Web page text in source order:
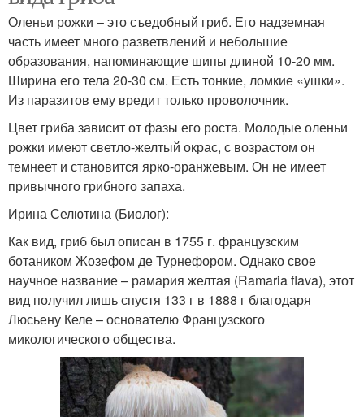
Оленьи рожки – это съедобный гриб. Его надземная
часть имеет много разветвлений и небольшие
образования, напоминающие шипы длиной 10-20 мм.
Ширина его тела 20-30 см. Есть тонкие, ломкие «ушки».
Из паразитов ему вредит только проволочник.
Цвет гриба зависит от фазы его роста. Молодые оленьи
рожки имеют светло-желтый окрас, с возрастом он
темнеет и становится ярко-оранжевым. Он не имеет
привычного грибного запаха.
Ирина Селютина (Биолог):
Как вид, гриб был описан в 1755 г. французским
ботаником Жозефом де Турнефором. Однако свое
научное название – рамария желтая (Ramaria flava), этот
вид получил лишь спустя 133 г в 1888 г благодаря
Люсьену Келе – основателю Французского
микологического общества.